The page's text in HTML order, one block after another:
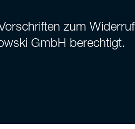
zum Widerruf
GmbH berechtigt.